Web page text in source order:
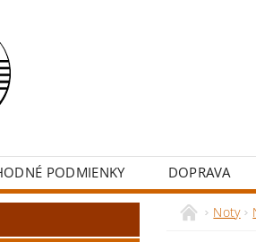
PODMIENKY DOPRAVA
Noty